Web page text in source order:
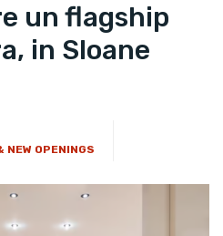
un flagship
in Sloane
NEW OPENINGS